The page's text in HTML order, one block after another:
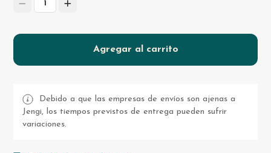
1
Agregar al carrito
Debido a que las empresas de envíos son ajenas a
Jengi, los tiempos previstos de entrega pueden sufrir
variaciones.